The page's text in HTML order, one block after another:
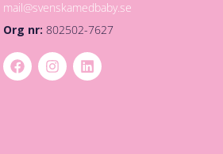
mail@svenskamedbaby.se
Org nr: 802502-7627